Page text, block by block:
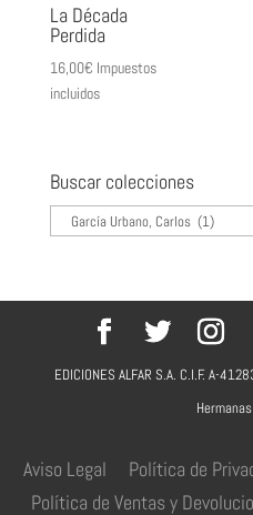
La Década
Perdida
16,00€ Impuestos
incluidos
Buscar colecciones
EDICIONES ALFAR S.A. C.I.F. A-
Aviso Legal Política de
Política de Ventas y